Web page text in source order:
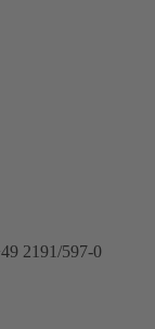
2191/597-0